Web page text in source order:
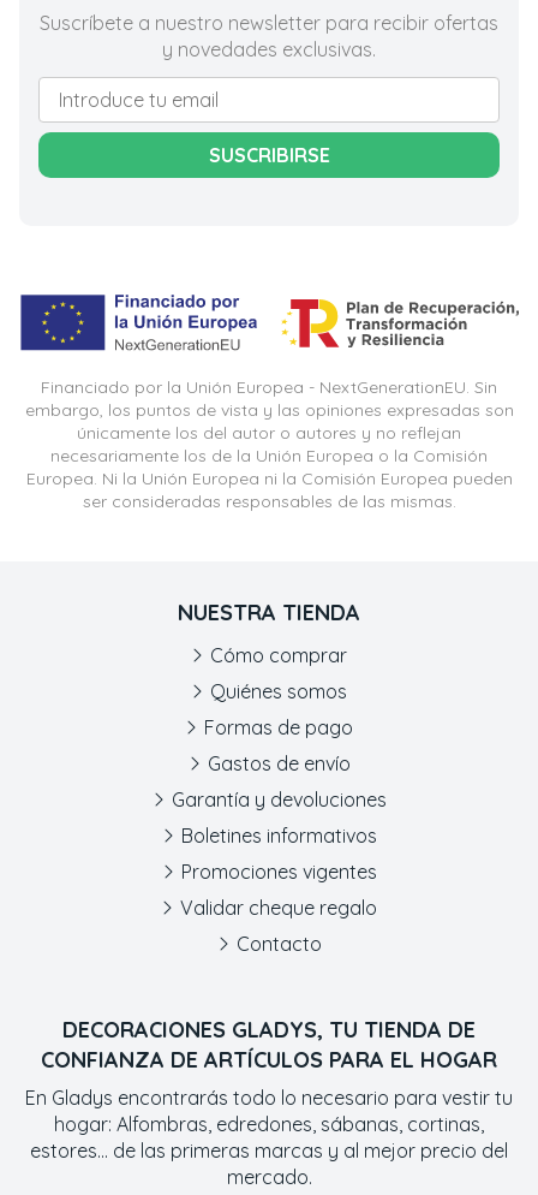
Suscríbete a nuestro newsletter para recibir ofertas
y novedades exclusivas.
SUSCRIBIRSE
Financiado por la Unión Europea - NextGenerationEU. Sin
embargo, los puntos de vista y las opiniones expresadas son
únicamente los del autor o autores y no reflejan
necesariamente los de la Unión Europea o la Comisión
Europea. Ni la Unión Europea ni la Comisión Europea pueden
ser consideradas responsables de las mismas.
DECORACIONES GLADYS, TU TIENDA DE
CONFIANZA DE ARTÍCULOS PARA EL HOGAR
En Gladys encontrarás todo lo necesario para vestir tu
hogar: Alfombras, edredones, sábanas, cortinas,
estores... de las primeras marcas y al mejor precio del
mercado.
NUESTRA TIENDA
Cómo comprar
Quiénes somos
Formas de pago
Gastos de envío
Garantía y devoluciones
Boletines informativos
Promociones vigentes
Validar cheque regalo
Contacto